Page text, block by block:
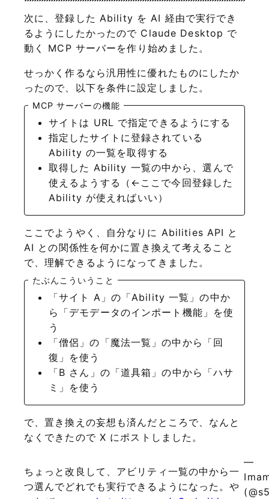
次に、登録した Ability を AI 経由で実行でき
るようにしたかったので Claude Desktop で
動く MCP サーバーを作り始めました。
せっかく作るなら汎用性に優れたものにしたか
ったので、以下を条件に設定しました。
MCP サーバーの機能
サイトは URL で指定できるようにする
指定したサイトに登録されている
Ability の一覧を取得する
取得した Ability 一覧の中から、選んで
使えるようする（←ここで今回登録した
Ability が使えればいい）
ここでようやく、自分なりに Abilities API と
AI との関係性を何かに置き換えて考えること
で、理解できるようになってきました。
たぶんこういうこと
「サイト A」の「Ability 一覧」の中か
ら「デモデータのインポート機能」を使
う
「僧侶」の「魔法一覧」の中から「回
復」を使う
「B さん」の「道具箱」の中から「ハサ
ミ」を使う
で、置き換えの妄想も済んだところで、なんと
なくできたので X にポストしました。
ちょっと改良して、アビリティ一覧の中から一
つ選んでどれでも実行できるようになった。や
—